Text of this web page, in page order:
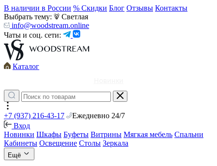
В наличии в России % Скидки Блог Отзывы Контакты
Выбрать тему:
Светлая
info@woodstream.online
Чаты и соц. сети:
Каталог
+7 (937) 216-43-17
Ежедневно 24/7
Вход
Новинки Шкафы Буфеты Витрины Мягкая мебель Спальни
Кабинеты Освещение Столы Зеркала
Ещё